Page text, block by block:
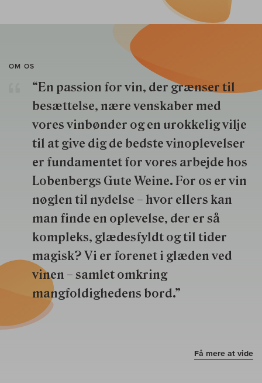
OM OS
“En passion for vin, der grænser til
besættelse, nære venskaber med
vores vinbønder og en urokkelig vilje
til at give dig de bedste vinoplevelser
er fundamentet for vores arbejde hos
Lobenbergs Gute Weine. For os er vin
nøglen til nydelse – hvor ellers kan
man finde en oplevelse, der er så
kompleks, glædesfyldt og til tider
magisk? Vi er forenet i glæden ved
vinen – samlet omkring
mangfoldighedens bord.”
Få mere at vide